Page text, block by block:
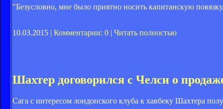
"Безусловно, мне было приятно носить капитанскую
10.03.2015 | Комментарии: 0 | Читать полностью
Шахтер договорился с Челси о
Сага с интересом лондонского клуба к хавбеку Шахтера